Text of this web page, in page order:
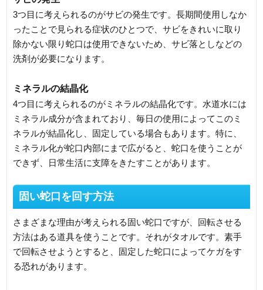
3つ目に考えられるのがサビの発生です。長期間使用しなか
ったことで見られる症状のひとつで、サビをきれいに取り
除かない限り蛇口は使用できないため、サビ落としなどの
洗剤が必要になります。
ミネラルの結晶化
4つ目に考えられるのがミネラルの結晶化です。水道水には
ミネラル成分が含まれており、毎日の使用によってこのミ
ネラルが結晶化し、固定している場合もあります。特に、
ミネラル化が蛇口内部にまで広がると、蛇口を使うことが
できず、日常生活に支障をきたすことがあります。
固い蛇口を回す方法
さまざまな理由が考えられる固い蛇口ですが、回転させる
方法はある道具を使うことです。それがタオルです。素手
で回転させようとすると、固定した蛇口によってケガをす
る恐れがあります。